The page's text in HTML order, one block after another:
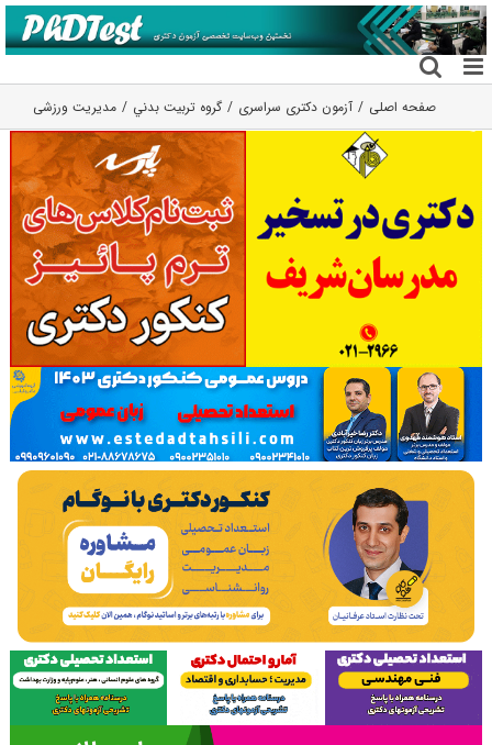
رفتن
به
محتوا
صفحه اصلی آزمون دکتری سراسری گروه تربيت بدني مدیریت ورزشی